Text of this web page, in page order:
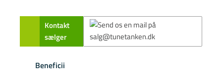
Kontakt
sælger
Beneficii